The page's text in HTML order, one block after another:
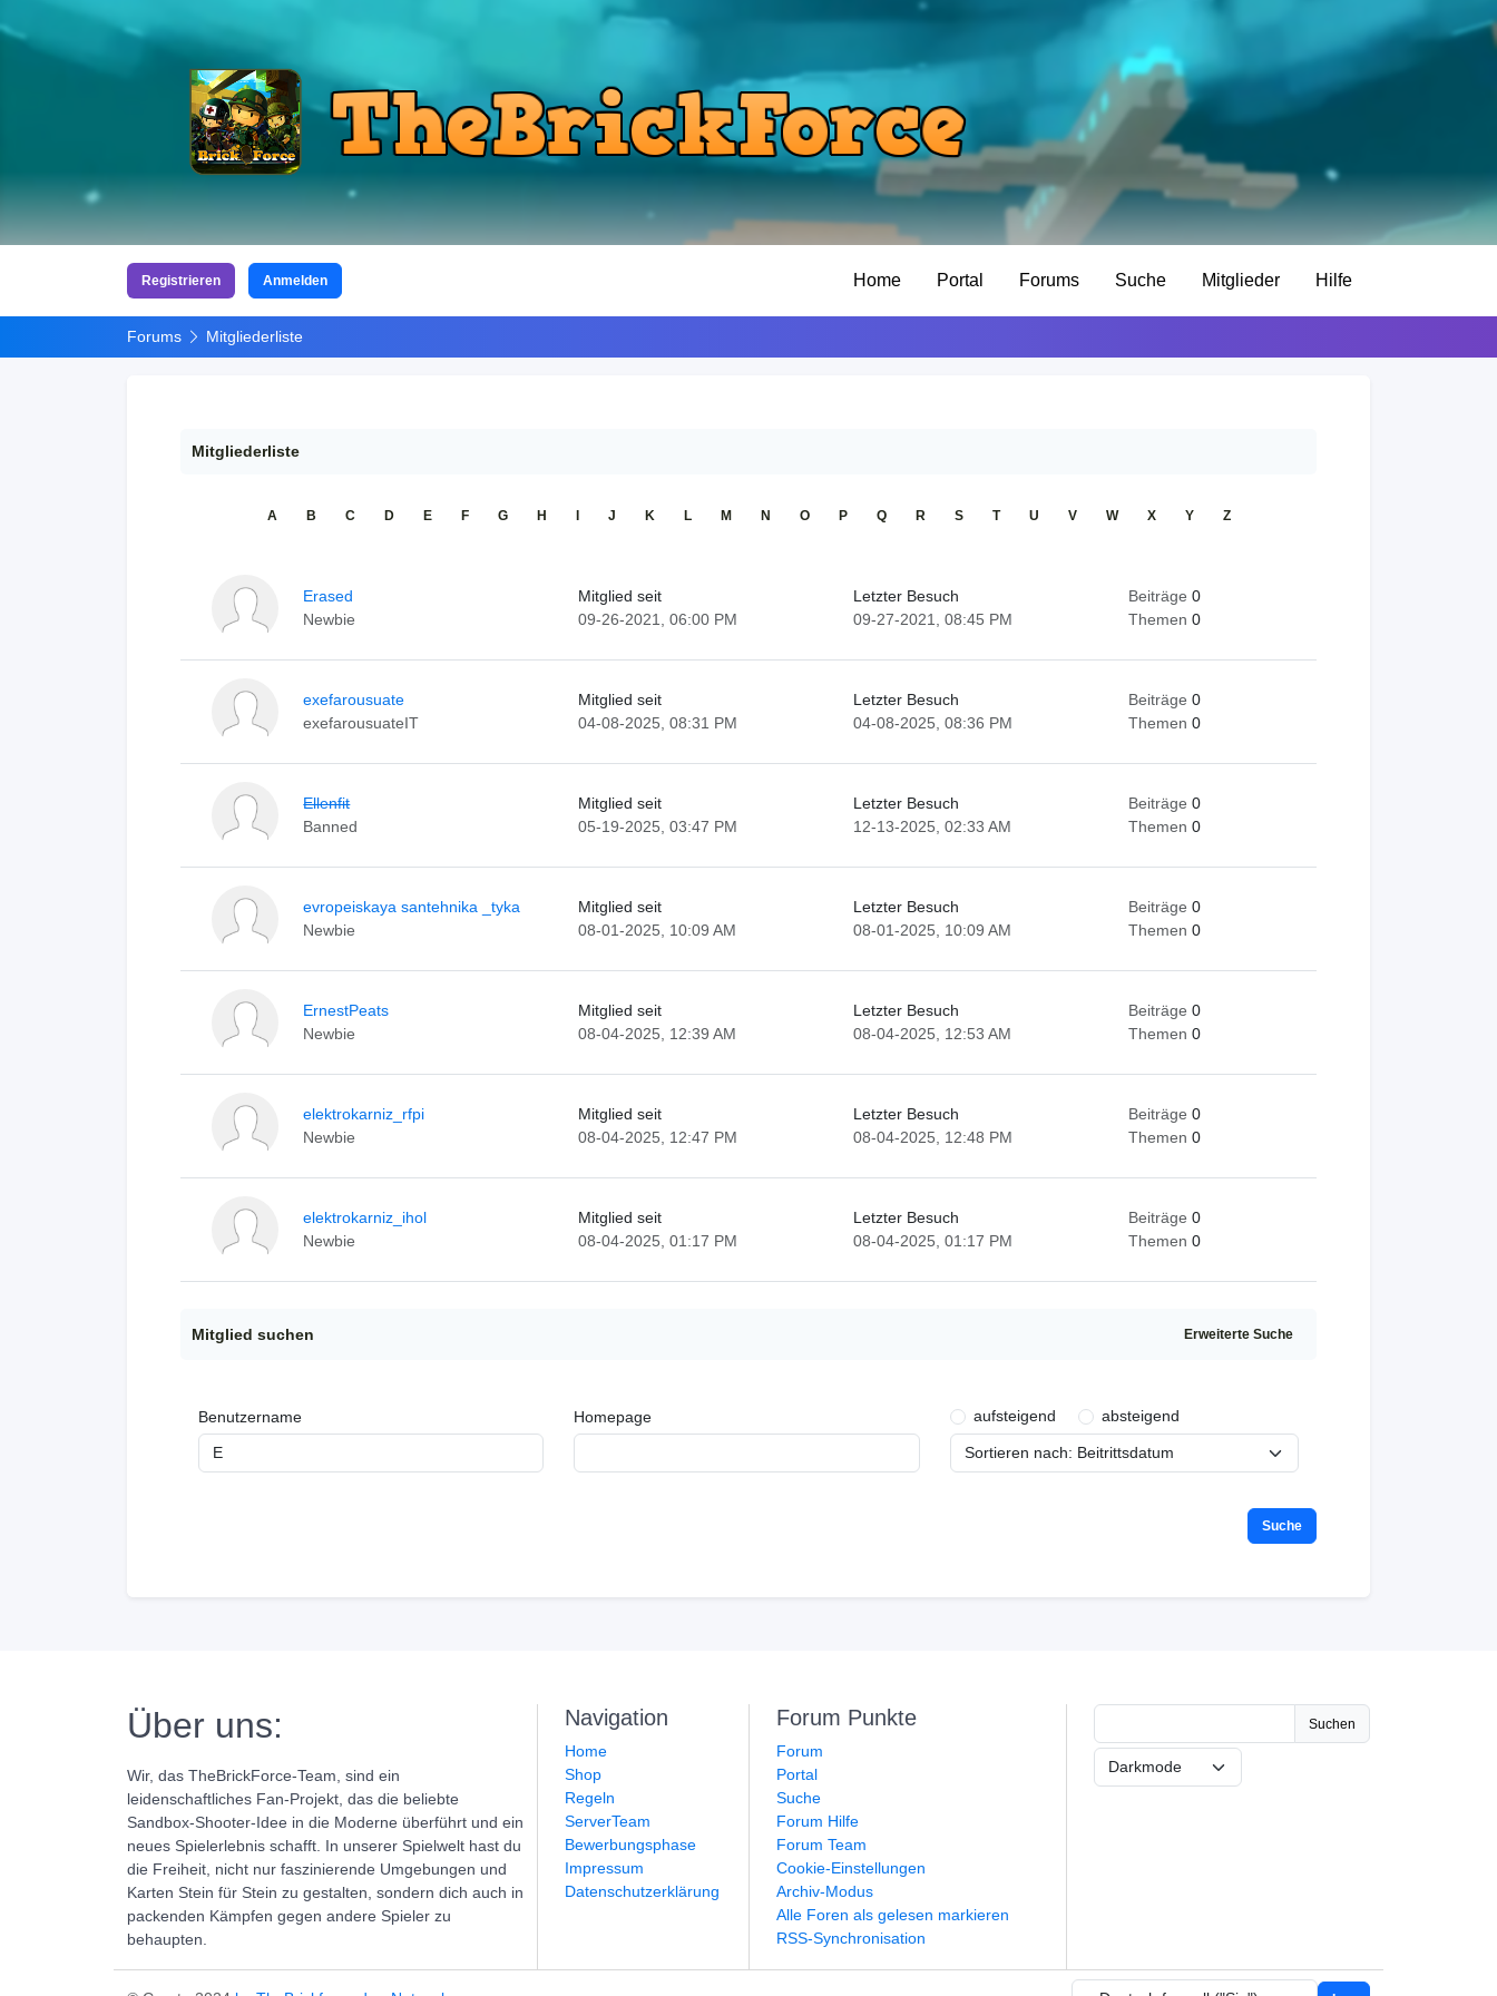
Registrieren Anmelden Home Portal Forums Suche Mitglieder Hilfe
Forums Mitgliederliste
Mitgliederliste
A B C D E F G H J K L M N O P Q R S T U V W X Y Z
Erased
Newbie
Mitglied seit
09-26-2021, 06:00 PM
Letzter Besuch
09-27-2021, 08:45 PM
Beiträge 0
Themen 0
exefarousuate
exefarousuateIT
Mitglied seit
04-08-2025, 08:31 PM
Letzter Besuch
04-08-2025, 08:36 PM
Beiträge 0
Themen 0
Ellenfit
Banned
Mitglied seit
05-19-2025, 03:47 PM
Letzter Besuch
12-13-2025, 02:33 AM
Beiträge 0
Themen 0
evropeiskaya santehnika _tyka
Newbie
Mitglied seit
08-01-2025, 10:09 AM
Letzter Besuch
08-01-2025, 10:09 AM
Beiträge 0
Themen 0
ErnestPeats
Newbie
Mitglied seit
08-04-2025, 12:39 AM
Letzter Besuch
08-04-2025, 12:53 AM
Beiträge 0
Themen 0
elektrokarniz_rfpi
Newbie
Mitglied seit
08-04-2025, 12:47 PM
Letzter Besuch
08-04-2025, 12:48 PM
Beiträge 0
Themen 0
elektrokarniz_ihol
Newbie
Mitglied seit
08-04-2025, 01:17 PM
Letzter Besuch
08-04-2025, 01:17 PM
Beiträge 0
Themen 0
Mitglied suchen Erweiterte Suche
Benutzername Homepage aufsteigend absteigend
Über uns:
Wir, das TheBrickForce-Team, sind ein
leidenschaftliches Fan-Projekt, das die beliebte
Sandbox-Shooter-Idee in die Moderne überführt und ein
neues Spielerlebnis schafft. In unserer Spielwelt hast du
die Freiheit, nicht nur faszinierende Umgebungen und
Karten Stein für Stein zu gestalten, sondern dich auch in
packenden Kämpfen gegen andere Spieler zu
behaupten.
Navigation
Home
Shop
Regeln
ServerTeam
Bewerbungsphase
Impressum
Datenschutzerklärung
Forum Punkte
Forum
Portal
Suche
Forum Hilfe
Forum Team
Cookie-Einstellungen
Archiv-Modus
Alle Foren als gelesen markieren
RSS-Synchronisation
Suchen